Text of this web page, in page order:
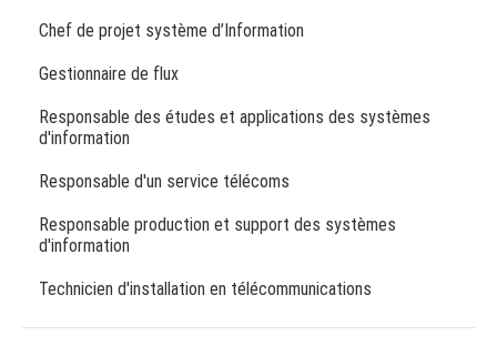
Chef de projet système d’Information
Gestionnaire de flux
Responsable des études et applications des systèmes
d'information
Responsable d'un service télécoms
Responsable production et support des systèmes
d'information
Technicien d'installation en télécommunications